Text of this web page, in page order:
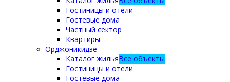
Гостиницы и отели
Гостевые дома
Частный сектор
Квартиры
Орджоникидзе
Каталог жильяВсе объекты
Гостиницы и отели
Гостевые дома